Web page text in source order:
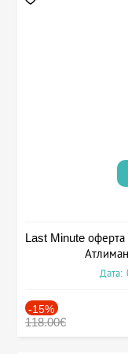
Last Minute оферта
-15%
118.00€